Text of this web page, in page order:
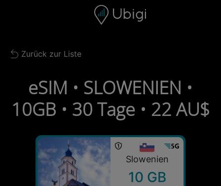
Navigationsleiste Fußzeile
Back to list
Zurück zur Liste
eSIM • SLOWENIEN •
10GB • 30 Tage • 22 AU$
Slowenien
10 GB